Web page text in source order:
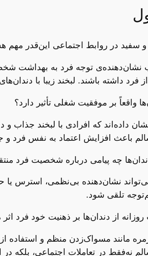
نشان‌دهنده‌ی توجه فرد به بهداشت
فرد داشته باشند. لبخند زیبا با
داده‌اند که افرادی با لبخند جذاب و
باعث افزایش اعتماد به نفس فرد
نشان‌دهنده بی‌نظمی، استرس
تلقی شود.
مانند مسواک‌زدن منظم و
نه‌فقط در تعاملات اجتماعی،